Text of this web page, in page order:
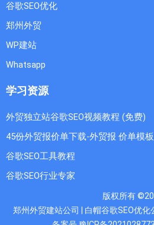
谷歌SEO优化
郑州外贸
WP建站
Whatsapp
学习资源
外贸独立站谷歌SEO视频教程 (免费)
45份外贸报价单下载-外贸报 价单模
谷歌SEO工具教程
谷歌SEO行业专家
版权所有
郑州外贸建站公司 | 白帽谷歌SEO优化